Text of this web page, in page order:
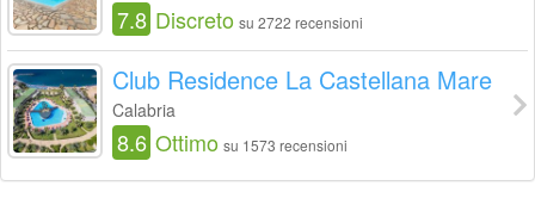
7.8 Discreto su 2722 recensioni
Club Residence La Castellana Mare
Calabria
8.6 Ottimo su 1573 recensioni